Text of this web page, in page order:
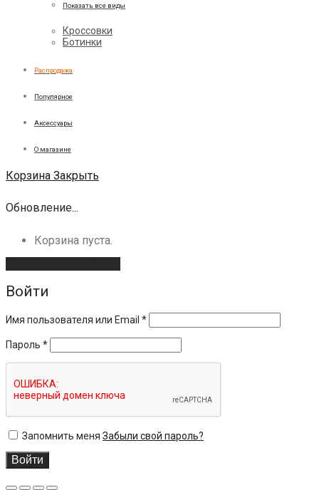
Показать все виды
Кроссовки
Ботинки
Распродажа
Популярное
Аксессуары
О магазине
Корзина Закрыть
Обновление...
Корзина пуста.
Войти
Имя пользователя или Email *
Пароль *
Запомнить меня Забыли свой пароль?
Войти